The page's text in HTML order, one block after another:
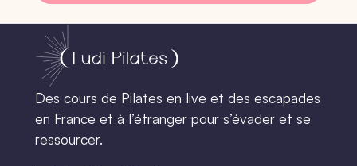
Des cours de Pilates en live et des escapades
en France et à l’étranger pour s’évader et se
ressourcer.